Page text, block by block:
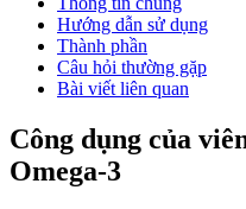
Hướng dẫn sử dụng
Thành phần
Câu hỏi thường gặp
Bài viết liên quan
Công dụng của
Omega-3